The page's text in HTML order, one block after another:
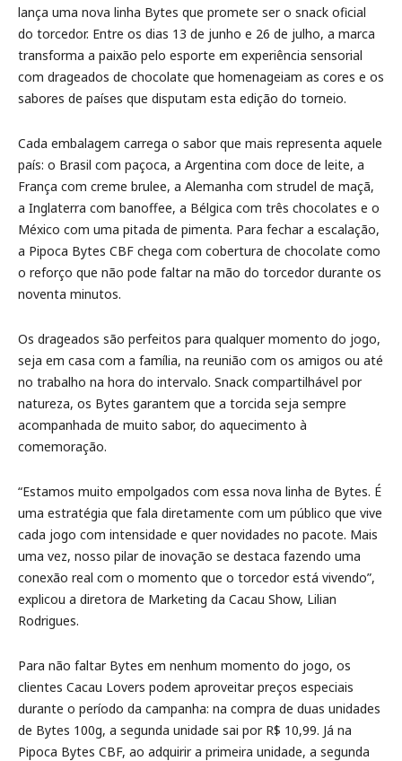
lança uma nova linha Bytes que promete ser o snack oficial
do torcedor. Entre os dias 13 de junho e 26 de julho, a marca
transforma a paixão pelo esporte em experiência sensorial
com drageados de chocolate que homenageiam as cores e os
sabores de países que disputam esta edição do torneio.
Cada embalagem carrega o sabor que mais representa aquele
país: o Brasil com paçoca, a Argentina com doce de leite, a
França com creme brulee, a Alemanha com strudel de maçã,
a Inglaterra com banoffee, a Bélgica com três chocolates e o
México com uma pitada de pimenta. Para fechar a escalação,
a Pipoca Bytes CBF chega com cobertura de chocolate como
o reforço que não pode faltar na mão do torcedor durante os
noventa minutos.
Os drageados são perfeitos para qualquer momento do jogo,
seja em casa com a família, na reunião com os amigos ou até
no trabalho na hora do intervalo. Snack compartilhável por
natureza, os Bytes garantem que a torcida seja sempre
acompanhada de muito sabor, do aquecimento à
comemoração.
“Estamos muito empolgados com essa nova linha de Bytes. É
uma estratégia que fala diretamente com um público que vive
cada jogo com intensidade e quer novidades no pacote. Mais
uma vez, nosso pilar de inovação se destaca fazendo uma
conexão real com o momento que o torcedor está vivendo”,
explicou a diretora de Marketing da Cacau Show, Lilian
Rodrigues.
Para não faltar Bytes em nenhum momento do jogo, os
clientes Cacau Lovers podem aproveitar preços especiais
durante o período da campanha: na compra de duas unidades
de Bytes 100g, a segunda unidade sai por R$ 10,99. Já na
Pipoca Bytes CBF, ao adquirir a primeira unidade, a segunda